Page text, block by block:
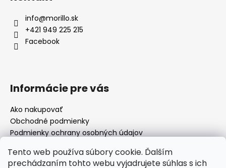
Tento web používa súbory cookie. Ďalším
prechádzaním tohto webu vyjadrujete súhlas s ich
info@morillo.sk
+421 949 225 215
Facebook
Informácie pre vás
Ako nakupovať
Obchodné podmienky
Podmienky ochrany osobných údajov